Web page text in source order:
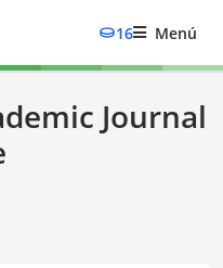
16 Menú
Journal